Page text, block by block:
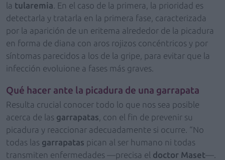
la tularemia . En el caso de la primera, la prioridad es
detectarla y tratarla en la primera fase, caracterizada
por la aparición de un eritema alrededor de la picadura
en forma de diana con aros rojizos concéntricos y por
síntomas parecidos a los de la gripe, para evitar que la
infección evoluione a fases más graves.
Qué hacer ante la picadura de una garrapata
Resulta crucial conocer todo lo que nos sea posible
acerca de las garrapatas , con el fin de prevenir su
picadura y reaccionar adecuadamente si ocurre. “No
todas las garrapatas pican al ser humano ni todas
transmiten enfermedades —precisa el doctor Maset—.